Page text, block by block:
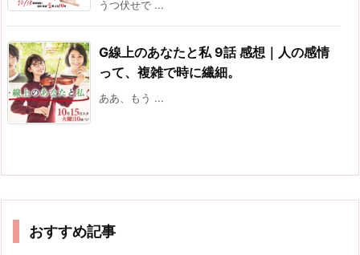
うつ伏せで ...
G線上のあなたと私 9話 感想｜人の感情
って、複雑で時に繊細。
ああ、もう ...
おすすめ記事